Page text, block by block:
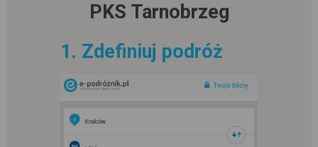
PKS Tarnobrzeg
1. Zdefiniuj podróż